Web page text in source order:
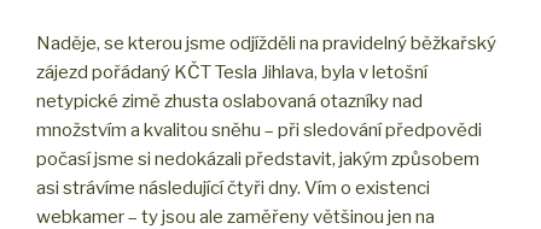
Naděje, se kterou jsme odjížděli na pravidelný běžkařský
zájezd pořádaný KČT Tesla Jihlava, byla v letošní
netypické zimě zhusta oslabovaná otazníky nad
množstvím a kvalitou sněhu – při sledování předpovědi
počasí jsme si nedokázali představit, jakým způsobem
asi strávíme následující čtyři dny. Vím o existenci
webkamer – ty jsou ale zaměřeny většinou jen na